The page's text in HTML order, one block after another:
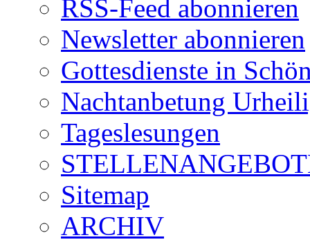
RSS-Feed abonnieren
Newsletter abonnieren
Gottesdienste in
Nachtanbetung
Tageslesungen
Sitemap
ARCHIV